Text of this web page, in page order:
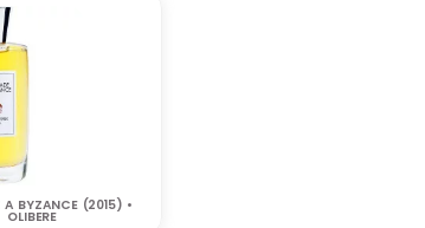
A BYZANCE (2015) •
OLIBERE